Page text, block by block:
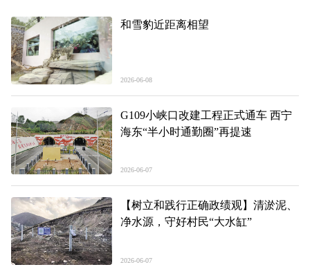
和雪豹近距离相望
2026-06-08
G109小峡口改建工程正式通车 西宁
海东“半小时通勤圈”再提速
2026-06-07
【树立和践行正确政绩观】清淤泥、
净水源，守好村民“大水缸”
2026-06-07